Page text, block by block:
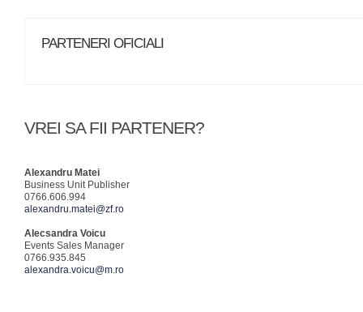
PARTENERI OFICIALI
VREI SA FII PARTENER?
Alexandru Matei
Business Unit Publisher
0766.606.994
alexandru.matei@zf.ro
Alecsandra Voicu
Events Sales Manager
0766.935.845
alexandra.voicu@m.ro